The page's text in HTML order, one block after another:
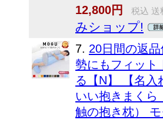
12,800円
税込 送
みショップ!
7. 20日間の返
勢にもフィット
る【N】 【名入
いい抱きまくら
触の抱き枕）